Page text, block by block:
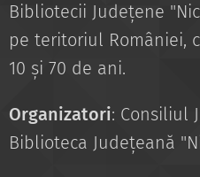
Bibliotecii Județene
pe teritoriul României,
10 și 70 de ani.
Organizatori: Consiliul
Biblioteca Județeană